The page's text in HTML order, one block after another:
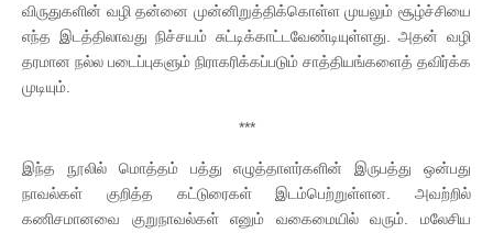
விருதுகளின் வழி தன்னை முன்னிறுத்திக்கொள்ள முயலும் சூழ்ச்சியை
எந்த இடத்திலாவது நிச்சயம் சுட்டிக்காட்டவேண்டியுள்ளது. அதன் வழி
தரமான நல்ல படைப்புகளும் நிராகரிக்கப்படும் சாத்தியங்களைத் தவிர்க்க
முடியும்.
***
இந்த நூலில் மொத்தம் பத்து எழுத்தாளர்களின் இருபத்து ஒன்பது
நாவல்கள் குறித்த கட்டுரைகள் இடம்பெற்றுள்ளன. அவற்றில்
கணிசமானவை குறுநாவல்கள் எனும் வகைமையில் வரும். மலேசிய